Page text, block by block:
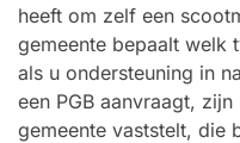
heeft om zelf een
gemeente bepaalt welk
als u ondersteuning in
een PGB aanvraagt,
gemeente vaststelt, die